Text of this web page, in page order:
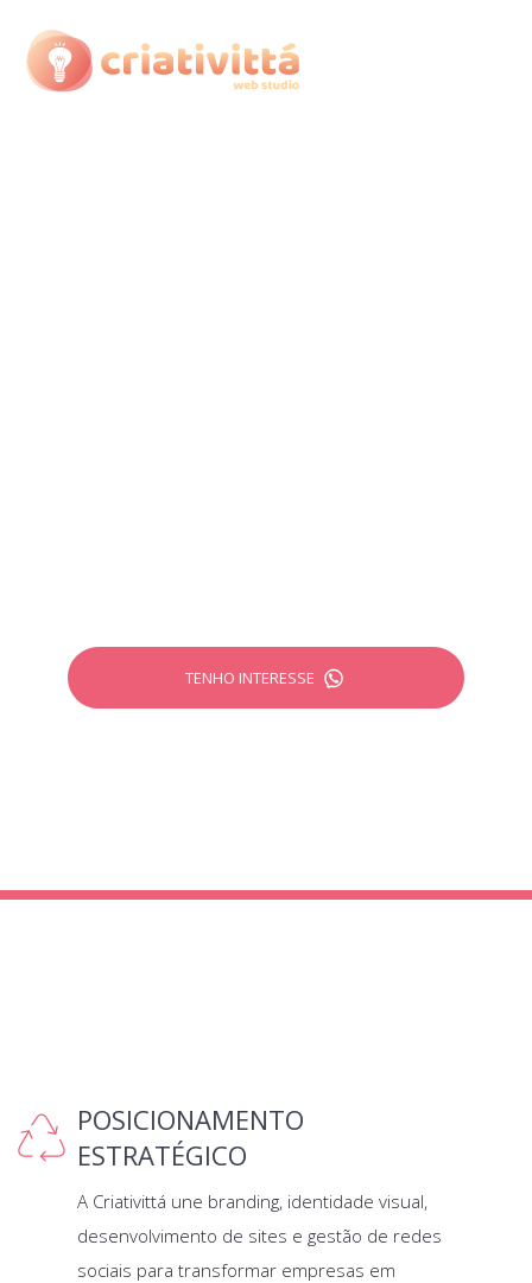
TENHO INTERESSE
POSICIONAMENTO
ESTRATÉGICO
A Criativittá une branding, identidade visual,
desenvolvimento de sites e gestão de redes
sociais para transformar empresas em